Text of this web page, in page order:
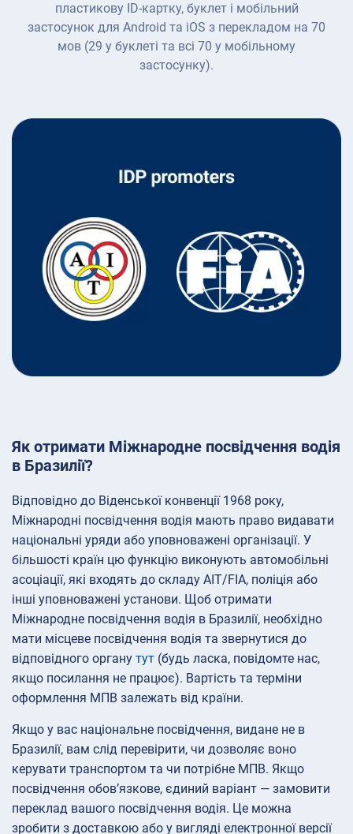
пластикову ID-картку, буклет і мобільний
застосунок для Android та iOS з перекладом на 70
мов (29 у буклеті та всі 70 у мобільному
застосунку).
Як отримати Міжнародне посвідчення водія
в Бразилії?
Відповідно до Віденської конвенції 1968 року,
Міжнародні посвідчення водія мають право видавати
національні уряди або уповноважені організації. У
більшості країн цю функцію виконують автомобільні
асоціації, які входять до складу AIT/FIA, поліція або
інші уповноважені установи. Щоб отримати
Міжнародне посвідчення водія в Бразилії, необхідно
мати місцеве посвідчення водія та звернутися до
відповідного органу тут (будь ласка, повідомте нас,
якщо посилання не працює). Вартість та терміни
оформлення МПВ залежать від країни.
Якщо у вас національне посвідчення, видане не в
Бразилії, вам слід перевірити, чи дозволяє воно
керувати транспортом та чи потрібне МПВ. Якщо
посвідчення обов’язкове, єдиний варіант — замовити
переклад вашого посвідчення водія. Це можна
зробити з доставкою або у вигляді електронної версії